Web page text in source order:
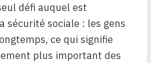
défi auquel est
sécurité sociale : les gens
ce qui signifie
plus important des